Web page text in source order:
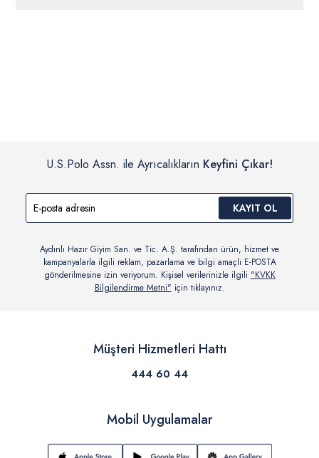
U.S.Polo Assn. ile Ayrıcalıkların Keyfini Çıkar!
KAYIT OL
Aydınlı Hazır Giyim San. ve Tic. A.Ş. tarafından ürün, hizmet ve
kampanyalarla ilgili reklam, pazarlama ve bilgi amaçlı E-POSTA
gönderilmesine izin veriyorum. Kişisel verilerinizle ilgili "KVKK
Bilgilendirme Metni" için tıklayınız.
Müşteri Hizmetleri Hattı
444 60 44
Mobil Uygulamalar